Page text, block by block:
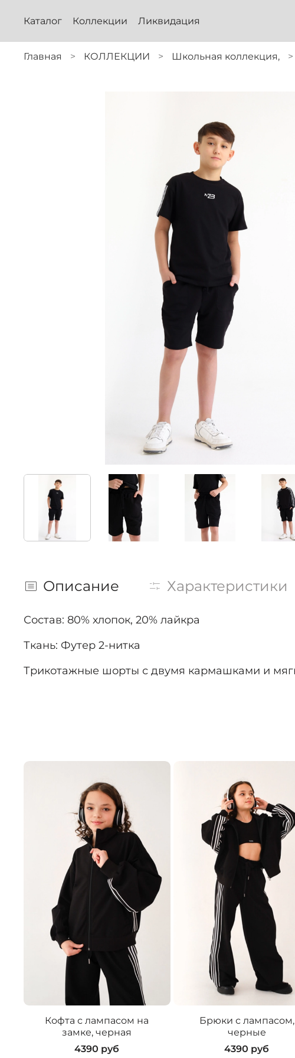
Каталог Коллекции Ликвидация
Главная КОЛЛЕКЦИИ Школьная коллекция,
Описание Характеристики
Состав: 80% хлопок, 20% лайкра
Ткань: Футер 2-нитка
Трикотажные шорты с двумя кармашками и
Кофта с лампасом на
замке, черная
4390 руб
Брюки с лампасом,
черные
4390 руб